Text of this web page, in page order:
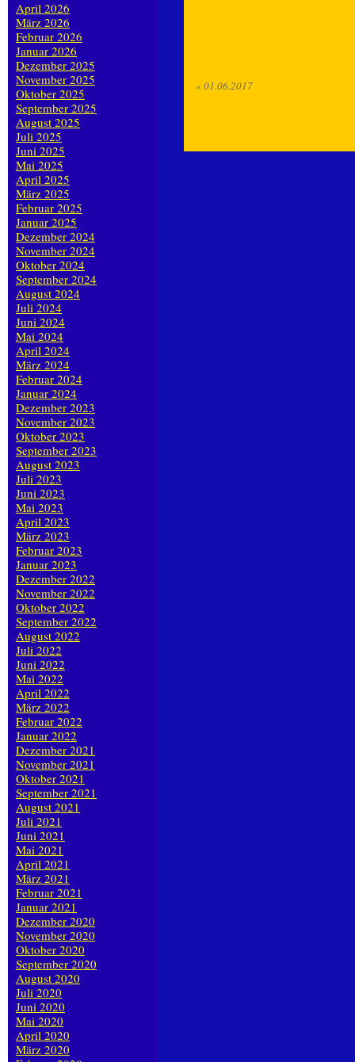
« 01.06.2017
April 2026
März 2026
Februar 2026
Januar 2026
Dezember 2025
November 2025
Oktober 2025
September 2025
August 2025
Juli 2025
Juni 2025
Mai 2025
April 2025
März 2025
Februar 2025
Januar 2025
Dezember 2024
November 2024
Oktober 2024
September 2024
August 2024
Juli 2024
Juni 2024
Mai 2024
April 2024
März 2024
Februar 2024
Januar 2024
Dezember 2023
November 2023
Oktober 2023
September 2023
August 2023
Juli 2023
Juni 2023
Mai 2023
April 2023
März 2023
Februar 2023
Januar 2023
Dezember 2022
November 2022
Oktober 2022
September 2022
August 2022
Juli 2022
Juni 2022
Mai 2022
April 2022
März 2022
Februar 2022
Januar 2022
Dezember 2021
November 2021
Oktober 2021
September 2021
August 2021
Juli 2021
Juni 2021
Mai 2021
April 2021
März 2021
Februar 2021
Januar 2021
Dezember 2020
November 2020
Oktober 2020
September 2020
August 2020
Juli 2020
Juni 2020
Mai 2020
April 2020
März 2020